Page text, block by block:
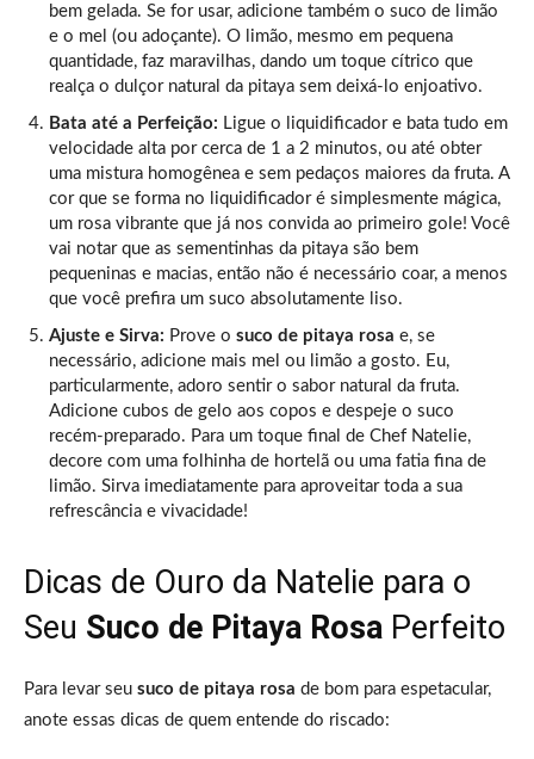
bem gelada. Se for usar, adicione também o suco de limão
e o mel (ou adoçante). O limão, mesmo em pequena
quantidade, faz maravilhas, dando um toque cítrico que
realça o dulçor natural da pitaya sem deixá-lo enjoativo.
Bata até a Perfeição: Ligue o liquidificador e bata tudo em
velocidade alta por cerca de 1 a 2 minutos, ou até obter
uma mistura homogênea e sem pedaços maiores da fruta. A
cor que se forma no liquidificador é simplesmente mágica,
um rosa vibrante que já nos convida ao primeiro gole! Você
vai notar que as sementinhas da pitaya são bem
pequeninas e macias, então não é necessário coar, a menos
que você prefira um suco absolutamente liso.
Ajuste e Sirva: Prove o suco de pitaya rosa e, se
necessário, adicione mais mel ou limão a gosto. Eu,
particularmente, adoro sentir o sabor natural da fruta.
Adicione cubos de gelo aos copos e despeje o suco
recém-preparado. Para um toque final de Chef Natelie,
decore com uma folhinha de hortelã ou uma fatia fina de
limão. Sirva imediatamente para aproveitar toda a sua
refrescância e vivacidade!
Dicas de Ouro da Natelie para o
Seu Suco de Pitaya Rosa Perfeito
Para levar seu suco de pitaya rosa de bom para espetacular,
anote essas dicas de quem entende do riscado: